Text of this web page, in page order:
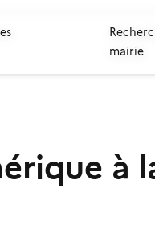
mairie
à